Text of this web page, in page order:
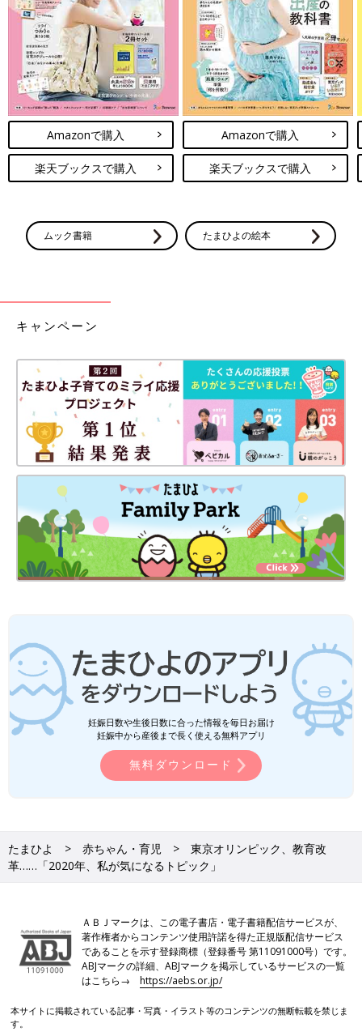
Amazonで購入
楽天ブックスで購入
Amazonで購入
楽天ブックスで購入
ムック書籍 たまひよの絵本
キャンペーン
妊娠日数や生後日数に合った情報を毎日お届け
妊娠中から産後まで長く使える無料アプリ
無料ダウンロード
たまひよ 赤ちゃん・育児
東京オリンピック、教育改
革……「2020年、私が気になるトピック」
ＡＢＪマークは、この電子書店・電子書籍配信サービスが、
著作権者からコンテンツ使用許諾を得た正規版配信サービス
であることを示す登録商標（登録番号 第11091000号）です。
ABJマークの詳細、ABJマークを掲示しているサービスの一覧
はこちら→https://aebs.or.jp/
本サイトに掲載されている記事・写真・イラスト等のコンテンツの無断転載を禁じま
す。